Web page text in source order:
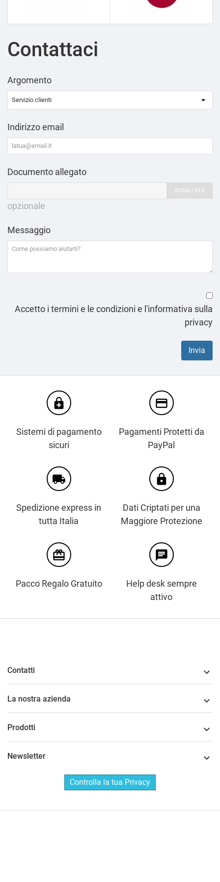
Contattaci
Argomento
Indirizzo email
Documento allegato
SCEGLI FILE
opzionale
Messaggio
Accetto i termini e le condizioni e l'informativa sulla
privacy
enhanced_encryption
Sistemi di pagamento
sicuri
credit_card
Pagamenti Protetti da
PayPal
local_shipping
Spedizione express in
tutta Italia
https
Dati Criptati per una
Maggiore Protezione
card_giftcard
Pacco Regalo Gratuito
chat
Help desk sempre
attivo
Contatti 
La nostra azienda 
Prodotti 
Newsletter 
Controlla la tua Privacy